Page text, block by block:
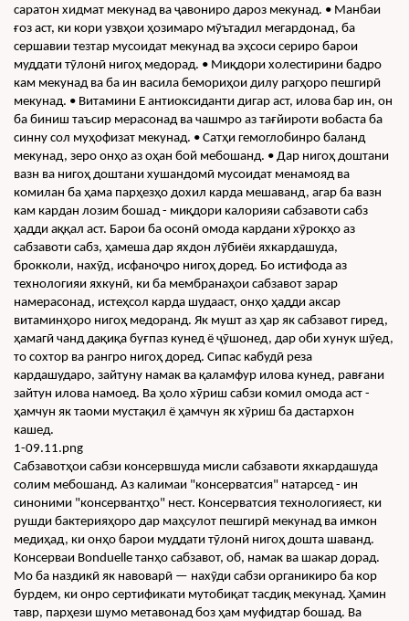
саратон хидмат мекунад ва ҷавониро дароз мекунад. • Манбаи
ғоз аст, ки кори узвҳои ҳозимаро мӯътадил мегардонад, ба
сершавии тезтар мусоидат мекунад ва эҳсоси сериро барои
муддати тӯлонӣ нигоҳ медорад. • Миқдори холестирини бадро
кам мекунад ва ба ин васила бемориҳои дилу рагҳоро пешгирӣ
мекунад. • Витамини Е антиоксиданти дигар аст, илова бар ин, он
ба биниш таъсир мерасонад ва чашмро аз тағйироти вобаста ба
синну сол муҳофизат мекунад. • Сатҳи гемоглобинро баланд
мекунад, зеро онҳо аз оҳан бой мебошанд. • Дар нигоҳ доштани
вазн ва нигоҳ доштани хушандомӣ мусоидат менамояд ва
комилан ба ҳама парҳезҳо дохил карда мешаванд, агар ба вазн
кам кардан лозим бошад - миқдори калорияи сабзавоти сабз
ҳадди аққал аст. Барои ба осонӣ омода кардани хӯрокҳо аз
сабзавоти сабз, ҳамеша дар яхдон лӯбиёи яхкардашуда,
брокколи, нахӯд, исфаноҷро нигоҳ доред. Бо истифода аз
технологияи яхкунӣ, ки ба мембранаҳои сабзавот зарар
намерасонад, истеҳсол карда шудааст, онҳо ҳадди аксар
витаминҳоро нигоҳ медоранд. Як мушт аз ҳар як сабзавот гиред,
ҳамагӣ чанд дақиқа буғпаз кунед ё ҷӯшонед, дар оби хунук шӯед,
то сохтор ва рангро нигоҳ доред. Сипас кабудӣ реза
кардашударо, зайтуну намак ва қаламфур илова кунед, равғани
зайтун илова намоед. Ва ҳоло хӯриш сабзи комил омода аст -
ҳамчун як таоми мустақил ё ҳамчун як хӯриш ба дастархон
кашед.
1-09.11.png
Сабзавотҳои сабзи консервшуда мисли сабзавоти яхкардашуда
солим мебошанд. Аз калимаи "консерватсия" натарсед - ин
синоними "консервантҳо" нест. Консерватсия технологияест, ки
рушди бактерияҳоро дар маҳсулот пешгирӣ мекунад ва имкон
медиҳад, ки онҳо барои муддати тӯлонӣ нигоҳ дошта шаванд.
Консерваи Bonduelle танҳо сабзавот, об, намак ва шакар дорад.
Мо ба наздикӣ як навоварӣ — нахӯди сабзи органикиро ба кор
бурдем, ки онро сертификати мутобиқат тасдиқ мекунад. Ҳамин
тавр, парҳези шумо метавонад боз ҳам муфидтар бошад. Ва